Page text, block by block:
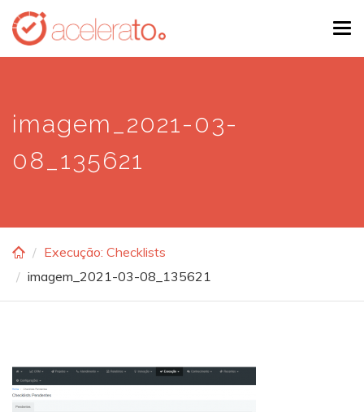
Skip
main
imagem_2021-03-
08_135621
Execução: Checklists
imagem_2021-03-08_135621